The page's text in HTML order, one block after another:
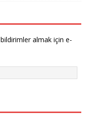
almak için e-